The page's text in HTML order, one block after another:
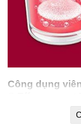
Công dụng
Vitamin C 1000
Hỗ trợ hệ miễn